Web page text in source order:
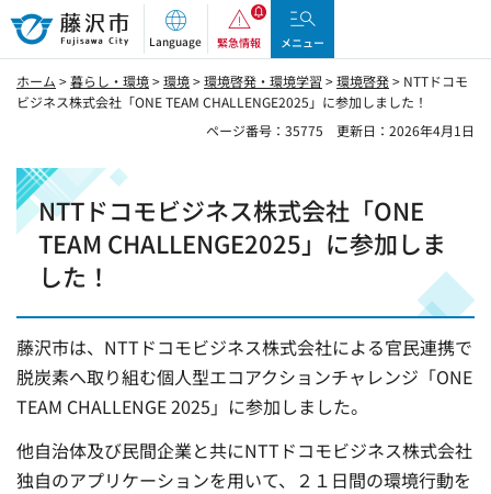
藤沢市
Language 緊急情報 メニュー
ホーム >暮らし・環境>環境>環境啓発・環境学習 >環境啓発> NTTドコモ
ビジネス株式会社「ONE TEAM CHALLENGE2025」に参加しました！
ページ番号：35775
更新日：2026年4月1日
NTTドコモビジネス株式会社「ONE
TEAM CHALLENGE2025」に参加しま
した！
藤沢市は、NTTドコモビジネス株式会社による官民連携で
脱炭素へ取り組む個人型エコアクションチャレンジ「ONE
TEAM CHALLENGE 2025」に参加しました。
他自治体及び民間企業と共にNTTドコモビジネス株式会社
独自のアプリケーションを用いて、２１日間の環境行動を